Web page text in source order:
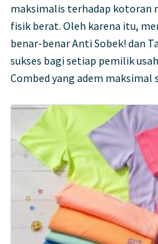
maksimalis terhadap kotoran
fisik berat. Oleh karena itu,
benar-benar Anti Sobek! dan
sukses bagi setiap pemilik
Combed yang adem